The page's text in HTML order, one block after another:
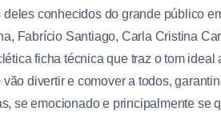
conhecidos do grande público
Fabrício Santiago, Carla Cristina
ficha técnica que traz o tom ideal
divertir e comover a todos,
se emocionado e principalmente se